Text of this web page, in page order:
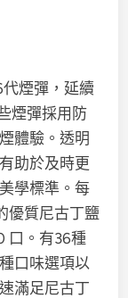
煙彈，延續
煙彈採用防
體驗。透明
助於及時更
學標準。每
優質尼古丁鹽
口。有36種
口味選項以
滿足尼古丁